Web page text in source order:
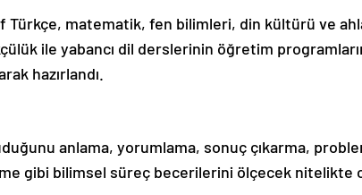
Türkçe, matematik, fen bilimleri, din kültürü ve
ile yabancı dil derslerinin öğretim
hazırlandı.
anlama, yorumlama, sonuç çıkarma,
gibi bilimsel süreç becerilerini ölçecek nitelikte